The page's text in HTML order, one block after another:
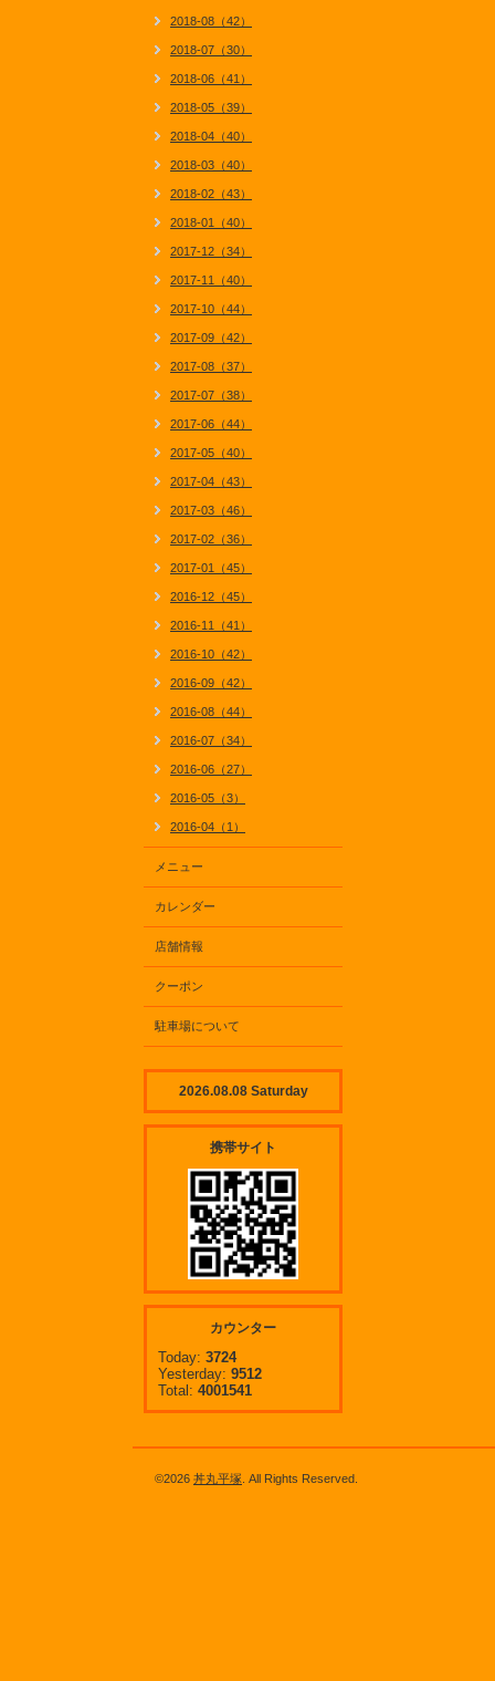
2018-08（42）
2018-07（30）
2018-06（41）
2018-05（39）
2018-04（40）
2018-03（40）
2018-02（43）
2018-01（40）
2017-12（34）
2017-11（40）
2017-10（44）
2017-09（42）
2017-08（37）
2017-07（38）
2017-06（44）
2017-05（40）
2017-04（43）
2017-03（46）
2017-02（36）
2017-01（45）
2016-12（45）
2016-11（41）
2016-10（42）
2016-09（42）
2016-08（44）
2016-07（34）
2016-06（27）
2016-05（3）
2016-04（1）
メニュー
カレンダー
店舗情報
クーポン
駐車場について
2026.08.08 Saturday
携帯サイト
カウンター
Today: 3724
Yesterday: 9512
Total: 4001541
©2026 丼丸平塚 . All Rights Reserved.